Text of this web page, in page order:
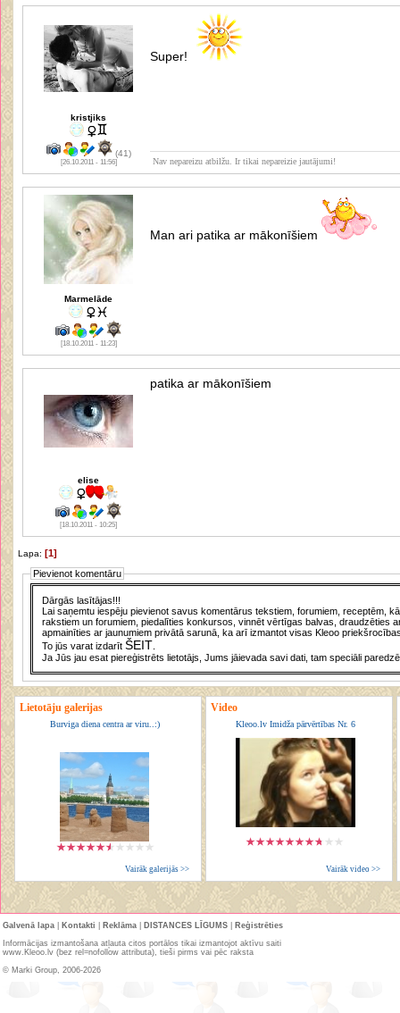
kristjiks
(41)
[26.10.2011 - 11:56]
Super!
Nav nepareizu atbilžu. Ir tikai nepareizie jautājumi!
Marmelāde
[18.10.2011 - 11:23]
Man ari patika ar mākonīšiem
elise
[18.10.2011 - 10:25]
patika ar mākonīšiem
Lapa: [1]
Pievienot komentāru
Dārgās lasītājas!!!
Lai saņemtu iespēju pievienot savus komentārus tekstiem, forumiem, receptēm,
rakstiem un forumiem, piedalīties konkursos, vinnēt vērtīgas balvas, draudzēties
apmainīties ar jaunumiem privātā sarunā, ka arī izmantot visas Kleoo
To jūs varat izdarītŠEIT
Ja Jūs jau esat piereģistrēts lietotājs, Jums jāievada savi dati, tam speciāli
Lietotāju galerijas
Burviga diena centra ar viru..:)
Vairāk galerijās >>
Video
Kleoo.lv Imidža pārvērtības Nr. 6
Vairāk video >>
Galvenā lapa Kontakti Reklāma DISTANCES LĪGUMS
Reģistrēties
Informācijas izmantošana atļauta citos portālos tikai izmantojot aktīvu saiti
www.Kleoo.lv (bez rel=nofollow attributa), tieši pirms vai pēc raksta
© Marki Group, 2006-2026